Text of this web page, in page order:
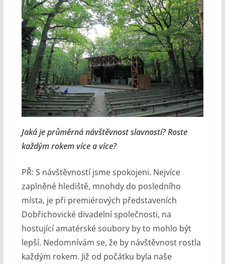
Jaká je průměrná návštěvnost slavností? Roste
každým rokem více a více?
PŘ: S návštěvností jsme spokojeni. Nejvíce
zaplněné hlediště, mnohdy do posledního
místa, je při premiérových představeních
Dobřichovické divadelní společnosti, na
hostující amatérské soubory by to mohlo být
lepší. Nedomnívám se, že by návštěvnost rostla
každým rokem. Již od počátku byla naše